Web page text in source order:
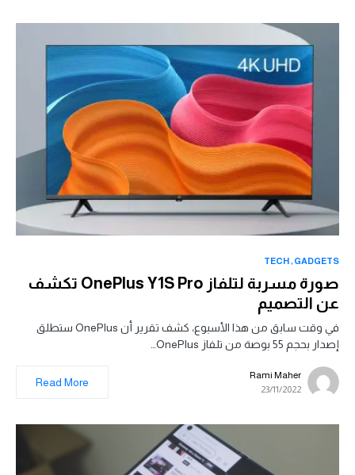
GADGETS
TECH
صورة مسربة لتلفاز OnePlus Y1S Pro تكشف
عن التصميم
في وقت سابق من هذا الأسبوع، كشف تقرير أن OnePlus ستطلق
إصدار بحجم 55 بوصة من تلفاز OnePlus…
Rami Maher
23/11/2022
Read More